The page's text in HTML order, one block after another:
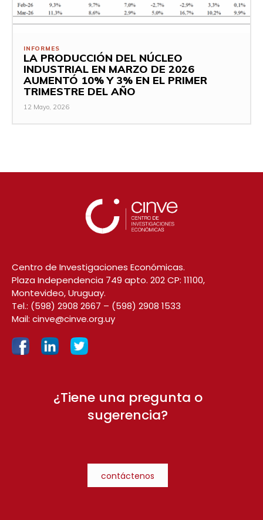
INFORMES
LA PRODUCCIÓN DEL NÚCLEO
INDUSTRIAL EN MARZO DE 2026
AUMENTÓ 10% Y 3% EN EL PRIMER
TRIMESTRE DEL AÑO
12 Mayo, 2026
Centro de Investigaciones Económicas.
Plaza Independencia 749 apto. 202 CP: 11100,
Montevideo, Uruguay.
Tel.: (598) 2908 2667 – (598) 2908 1533
Mail: cinve@cinve.org.uy
¿Tiene una pregunta o
sugerencia?
contáctenos